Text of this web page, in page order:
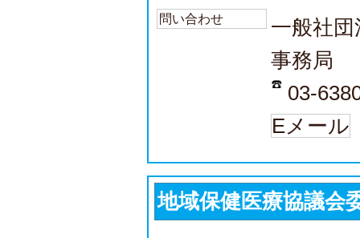
問い合わせ
一般社
事務局
03-
Eメール
地域保健医療協議会